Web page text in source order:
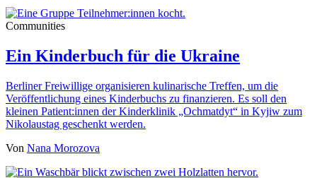
Communities
Ein Kinderbuch für die Ukraine
Berliner Freiwillige organisieren kulinarische Treffen, um die
Veröffentlichung eines Kinderbuchs zu finanzieren. Es soll den
kleinen Patient:innen der Kinderklinik „Ochmatdyt“ in Kyjiw zum
Nikolaustag geschenkt werden.
Von Nana Morozova